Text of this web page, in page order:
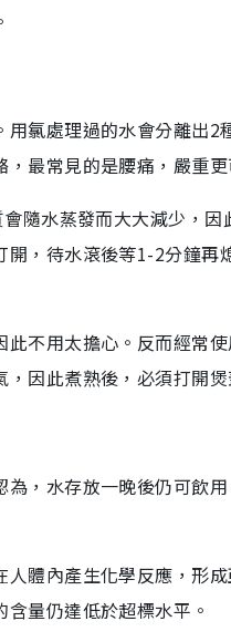
氯處理過的水會分離出
最常見的是腰痛，嚴重更
隨水蒸發而大大減少，
，待水滾後等1-2分鐘
不用太擔心。反而經常
因此煮熟後，必須打開
，水存放一晚後仍可飲
體內產生化學反應，形
量仍達低於超標水平。